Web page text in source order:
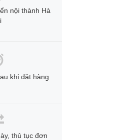
nội thành Hà
khi đặt hàng
thủ tục đơn